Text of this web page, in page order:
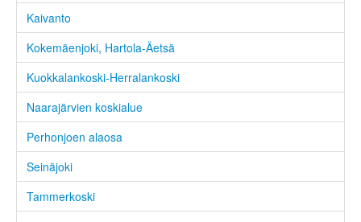
Kaivanto
Kokemäenjoki, Hartola-Äetsä
Kuokkalankoski-Herralankoski
Naarajärvien koskialue
Perhonjoen alaosa
Seinäjoki
Tammerkoski